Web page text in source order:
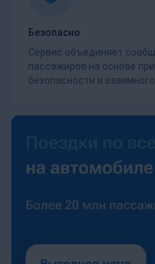
Безопасно
Сервис объединяет
пассажиров на основе
безопасности и